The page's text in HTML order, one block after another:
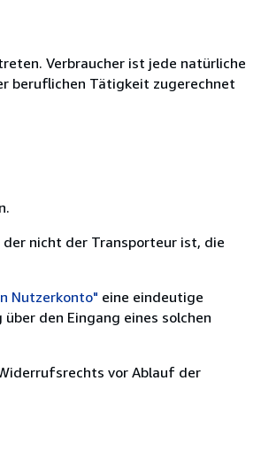
Verbraucher ist jede natürliche
beruflichen Tätigkeit zugerechnet
nicht der Transporteur ist, die
Nutzerkonto" eine eindeutige
den Eingang eines solchen
vor Ablauf der